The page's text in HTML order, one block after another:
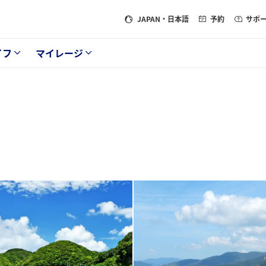
JAPAN ・日本語 予約 サポ
マイレージ